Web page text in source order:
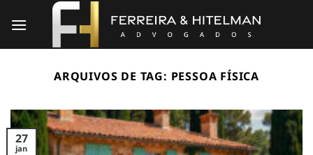
ARQUIVOS DE TAG: PESSOA FÍSICA
27
jan